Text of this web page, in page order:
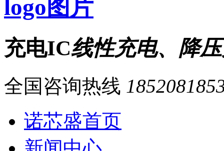
充电IC线性充电、降
全国咨询热线
诺芯盛首页